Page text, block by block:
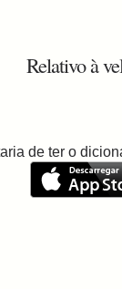
Relativo à
de ter o